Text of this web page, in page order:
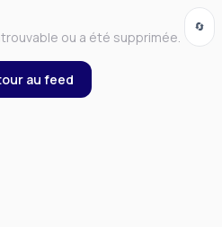
ou a été supprimée.
au feed
🔄